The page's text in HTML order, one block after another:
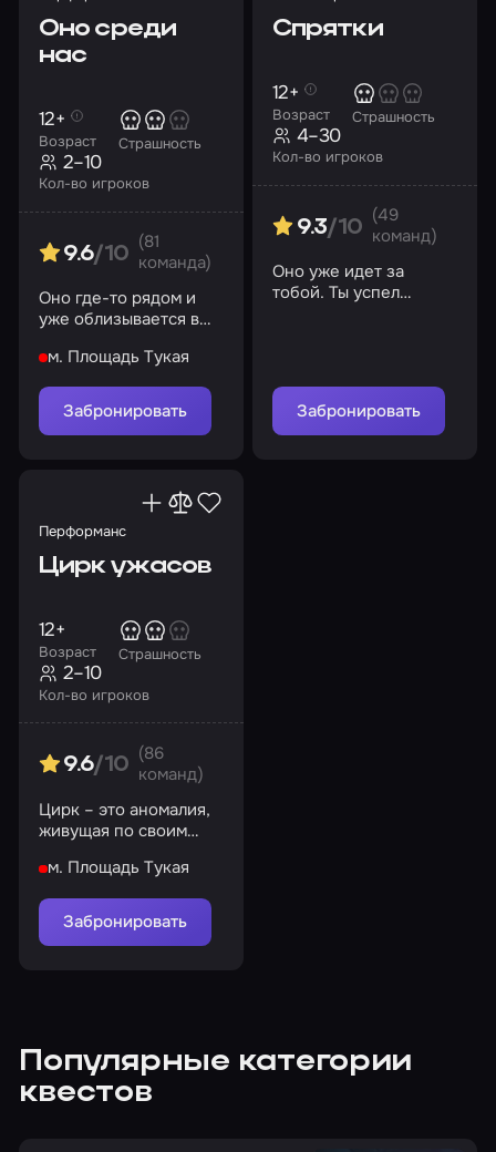
Оно среди
нас
Возраст
12+
Страшность
Кол-во игроков
2–10
9.6/10
(81
команда)
Оно где-то рядом и
уже облизывается в
Поиграем?
м. Площадь Тукая
Забронировать
Спрятки
Возраст
12+
Страшность
Кол-во игроков
4–30
9.3/10
(49
команд)
Оно уже идет за
тобой. Ты успел
Забронировать
Перформанс
Цирк ужасов
Возраст
12+
Страшность
Кол-во игроков
2–10
9.6/10
(86
команд)
Цирк – это аномалия,
живущая по своим
участник сего
представления
м. Площадь Тукая
Забронировать
Популярные категории
квестов